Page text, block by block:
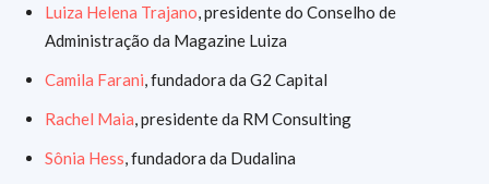
Luiza Helena Trajano, presidente do Conselho de
Administração da Magazine Luiza
Camila Farani, fundadora da G2 Capital
Rachel Maia, presidente da RM Consulting
Sônia Hess, fundadora da Dudalina